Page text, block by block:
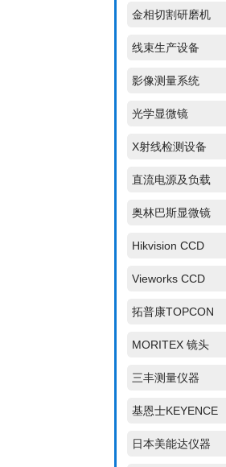
金相切割研磨机
线束生产设备
影像测量系统
光学显微镜
X射线检测设备
直流电源及负载
奥林巴斯显微镜
Hikvision CCD
Vieworks CCD
拓普康TOPCON
MORITEX 镜头
三丰测量仪器
基恩士KEYENCE
日本美能达仪器